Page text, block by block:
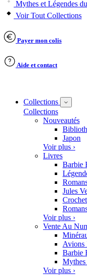
Mythes et Légendes
Voir Tout Collections
Payer mon colis
Aide et contact
Collections
Collections
Nouveautés
Japon
Voir plus ›
Livres
Barbie
Jules
Voir plus ›
Vente Au
Barbie
Mythes
Voir plus ›